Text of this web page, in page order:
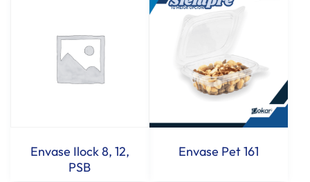
Envase Ilock 8, 12,
PSB
Envase Pet 161